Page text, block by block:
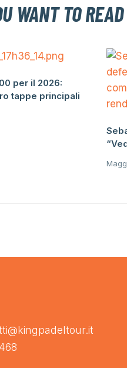
WANT TO READ
per il 2026:
tappe principali